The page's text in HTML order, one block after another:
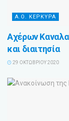
Α.Ο. ΚΕΡΚΥΡΑ
Αχέρων
και διαιτησία
29 ΟΚΤΩΒΡΊΟΥ 2020